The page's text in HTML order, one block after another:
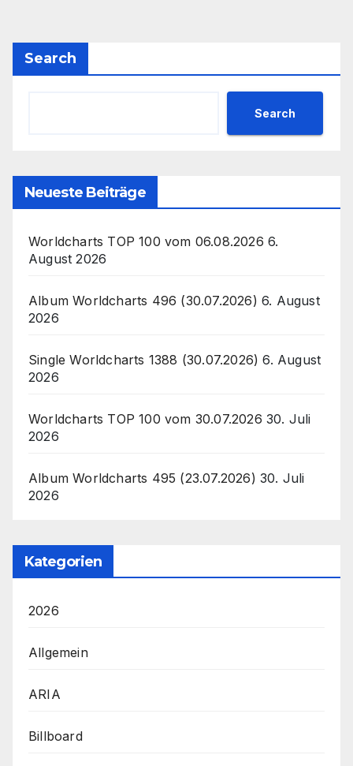
Search
Search
Neueste Beiträge
Worldcharts TOP 100 vom 06.08.2026 6.
August 2026
Album Worldcharts 496 (30.07.2026) 6. August
2026
Single Worldcharts 1388 (30.07.2026) 6. August
2026
Worldcharts TOP 100 vom 30.07.2026 30. Juli
2026
Album Worldcharts 495 (23.07.2026) 30. Juli
2026
Kategorien
2026
Allgemein
ARIA
Billboard